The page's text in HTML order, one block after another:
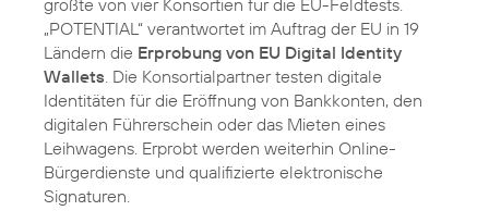
größte von vier Konsortien für die EU-Feldtests.
„POTENTIAL“ verantwortet im Auftrag der EU in 19
Ländern die Erprobung von EU Digital Identity
Wallets. Die Konsortialpartner testen digitale
Identitäten für die Eröffnung von Bankkonten, den
digitalen Führerschein oder das Mieten eines
Leihwagens. Erprobt werden weiterhin Online-
Bürgerdienste und qualifizierte elektronische
Signaturen.